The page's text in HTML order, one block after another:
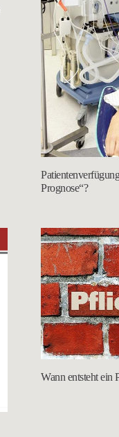
Prognose“?
Wann entsteht ein